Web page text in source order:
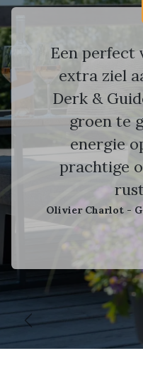
Een perfect
extra ziel
Derk &
groen te
energie
prachtige
Olivier Charlot -
Vorige